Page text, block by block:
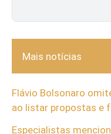
Mais notícias
Flávio Bolsonaro
ao listar propostas e
Especialistas